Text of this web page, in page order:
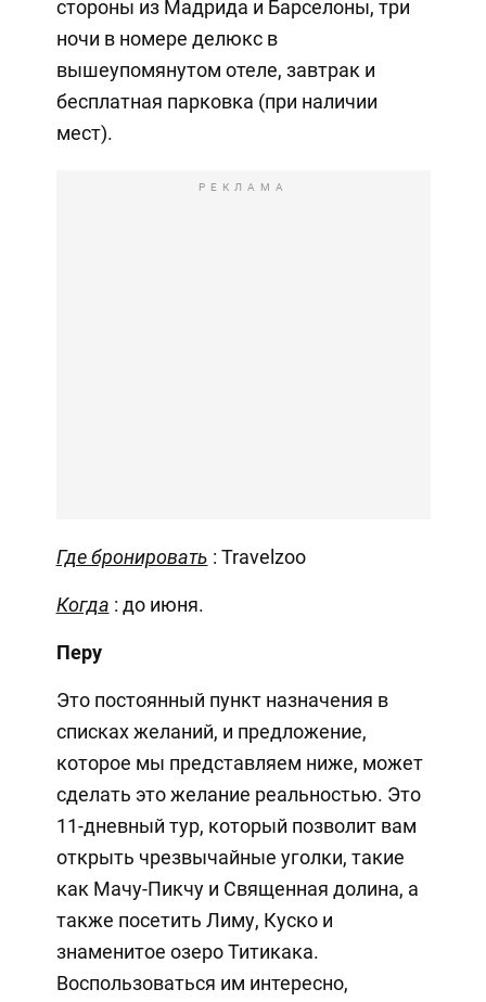
стороны из Мадрида и Барселоны, три
ночи в номере делюкс в
вышеупомянутом отеле, завтрак и
бесплатная парковка (при наличии
мест).
РЕКЛАМА
Где бронировать : Travelzoo
Когда : до июня.
Перу
Это постоянный пункт назначения в
списках желаний, и предложение,
которое мы представляем ниже, может
сделать это желание реальностью. Это
11-дневный тур, который позволит вам
открыть чрезвычайные уголки, такие
как Мачу-Пикчу и Священная долина, а
также посетить Лиму, Куско и
знаменитое озеро Титикака.
Воспользоваться им интересно,